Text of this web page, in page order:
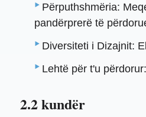
Përputhshmëria:
pandërprerë të
Diversiteti i Dizajnit:
Lehtë për t'u
2.2 kundër